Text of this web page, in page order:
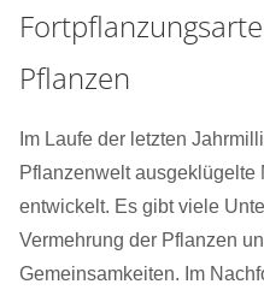
Pflanzen
Im Laufe der letzten
Pflanzenwelt ausgeklügelte
entwickelt. Es gibt viele
Vermehrung der Pflanzen
Gemeinsamkeiten. Im